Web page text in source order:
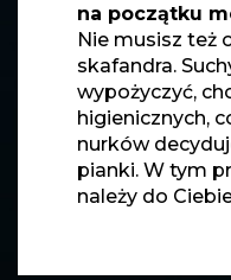
na początku
Nie musisz też
skafandra.
wypożyczyć,
higienicznych,
nurków
pianki. W tym
należy do